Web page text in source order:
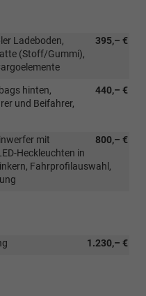
395,– €
Ladeboden,
(Stoff/Gummi),
440,– €
hinten,
und Beifahrer,
800,– €
mit
Heckleuchten in
Fahrprofilauswahl,
1.230,– €